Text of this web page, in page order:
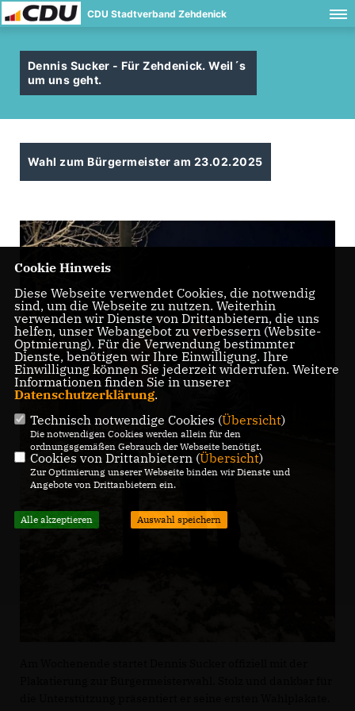
CDU Stadtverband Zehdenick
Dennis Sucker - Für Zehdenick. Weil´s
um uns geht.
Wahl zum Bürgermeister am 23.02.2025
Cookie Hinweis
Diese Webseite verwendet Cookies, die notwendig
sind, um die Webseite zu nutzen. Weiterhin
verwenden wir Dienste von Drittanbietern, die uns
helfen, unser Webangebot zu verbessern (Website-
Optmierung). Für die Verwendung bestimmter
Dienste, benötigen wir Ihre Einwilligung. Ihre
Einwilligung können Sie jederzeit widerrufen. Weitere
Informationen finden Sie in unserer
Datenschutzerklärung.
Technisch notwendige Cookies (Übersicht)
Die notwendigen Cookies werden allein für den
ordnungsgemäßen Gebrauch der Webseite benötigt.
Cookies von Drittanbietern (Übersicht)
Zur Optimierung unserer Webseite binden wir Dienste und
Angebote von Drittanbietern ein.
Alle akzeptieren Auswahl speichern